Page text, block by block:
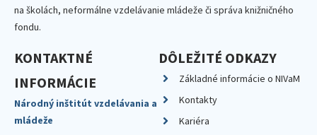
na školách, neformálne vzdelávanie mládeže či správa knižničného
fondu.
KONTAKTNÉ
INFORMÁCIE
Národný inštitút vzdelávania a
mládeže
DÔLEŽITÉ ODKAZY
Základné informácie o NIVaM
Kontakty
Kariéra